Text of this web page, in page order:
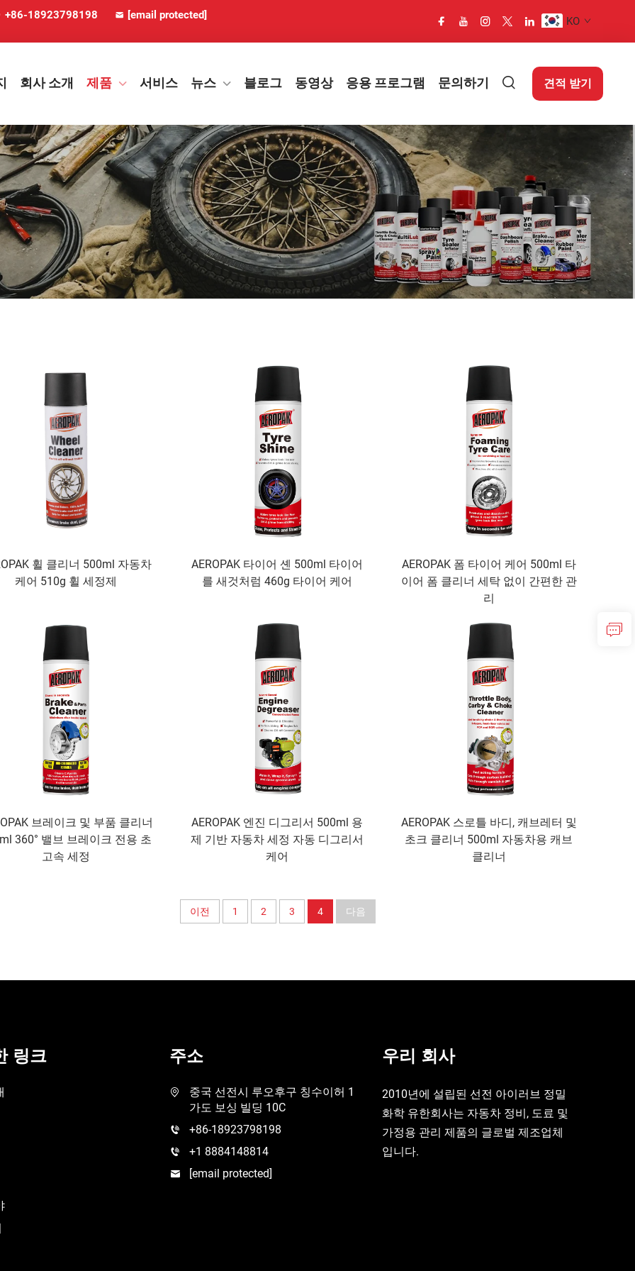
+86-18923798198 [email protected] KO
회사 소개 제품 서비스 뉴스 블로그 동영상 응용 프로그램 문의하기 견적 받기
휠 클리너 500ml 자동차
케어 510g 휠 세정제
AEROPAK 타이어 셴 500ml 타이어
를 새것처럼 460g 타이어 케어
AEROPAK 폼 타이어 케어 500ml 타
이어 폼 클리너 세탁 없이 간편한 관
리
브레이크 및 부품 클리너
360° 밸브 브레이크 전용 초
고속 세정
AEROPAK 엔진 디그리서 500ml 용
제 기반 자동차 세정 자동 디그리서
케어
AEROPAK 스로틀 바디, 캐브레터 및
초크 클리너 500ml 자동차용 캐브
클리너
이전 1 2 3 4 다음
링크 주소
중국 선전시 루오후구 칭수이허 1
가도 보싱 빌딩 10C
+86-18923798198
+1 8884148814
[email protected]
우리 회사
2010년에 설립된 선전 아이러브 정밀
화학 유한회사는 자동차 정비, 도료 및
가정용 관리 제품의 글로벌 제조업체
입니다.